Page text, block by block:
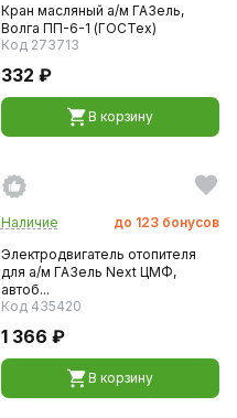
Кран масляный а/м ГАЗель,
Волга ПП-6-1 (ГОСТех)
Код 273713
332 ₽
В корзину
Наличие до 123 бонусов
Электродвигатель отопителя
для а/м ГАЗель Next ЦМФ,
автоб...
Код 435420
1 366 ₽
В корзину